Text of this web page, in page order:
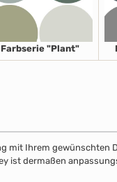
Farbserie "Plant"
Ihrem gewünschten
ist dermaßen